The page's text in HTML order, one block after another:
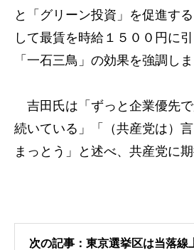
と「グリーン投資」を促進す
して最賃を時給１５００円に
「一石三鳥」の効果を強調しま
吉田氏は「ずっと企業優先
続いている」「（共産党は）
まっとう」と述べ、共産党に
次の記事：東京選挙区は当落線